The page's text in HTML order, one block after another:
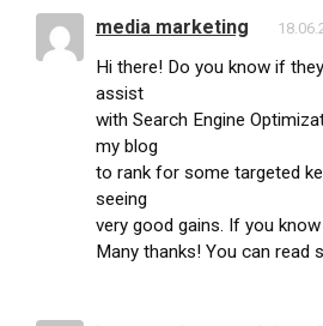
media marketing
Hi there! Do you know if
assist
with Search Engine
my blog
to rank for some targeted
seeing
very good gains. If you
Many thanks! You can read